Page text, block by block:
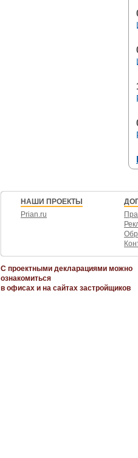
НАШИ ПРОЕКТЫ
Prian.ru
С проектными декларациями можно
ознакомиться
в офисах и на сайтах застройщиков